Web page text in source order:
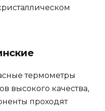
термометры
высокого качества,
проходят